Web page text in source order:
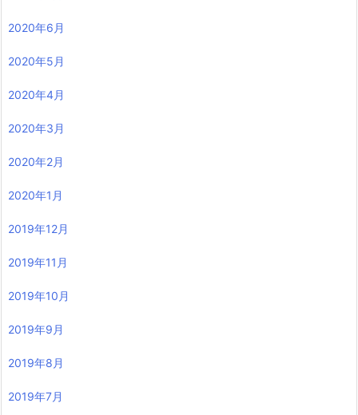
2020年6月
2020年5月
2020年4月
2020年3月
2020年2月
2020年1月
2019年12月
2019年11月
2019年10月
2019年9月
2019年8月
2019年7月